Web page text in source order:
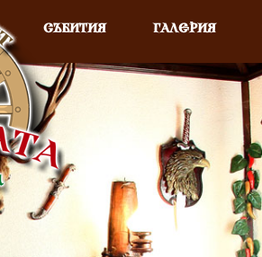
СЪБИТИЯ ГАЛЕРИЯ